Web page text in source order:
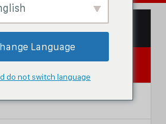
Language
do not switch language